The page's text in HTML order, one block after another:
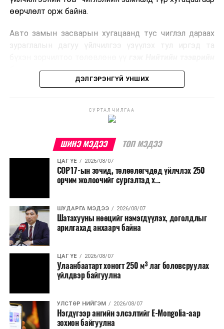
боловсруулах үйлдвэрүүдээр дулаан, цахилгаан
Ийнхүү лаг хатаах, шатаах технологийг лагийн
улсад өргөн ашиглаж байна.
өөрчлөлт орж байна.
Авто замын засварын хугацаанд тус чиглэл дараах
зураглалын дагуу үйлчилгээ үзүүлэх тул иргэд та
бодлогын газраас мэдээллээ.
ДЭЛГЭРЭНГҮЙ УНШИХ
СУРТАЛЧИЛГАА
ШИНЭ МЭДЭЭ ТОП МЭДЭЭ
ЦАГ ҮЕ 2026/08/07
COP17-ын зочид, төлөөлөгчдөд үйлчлэх 250
орчим жолоочийг сургалтад х...
ШУДАРГА МЭДЭЭ 2026/08/07
Шатахууны нөөцийг нэмэгдүүлэх, доголдлыг
арилгахад анхаарч байна
ЦАГ ҮЕ 2026/08/07
Улаанбаатарт хоногт 250 м³ лаг боловсруулах
үйлдвэр байгуулна
УЛСТӨР НИЙГЭМ 2026/08/07
Нэгдүгээр ангийн элсэлтийг E-Mongolia-аар
зохион байгуулна